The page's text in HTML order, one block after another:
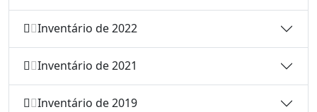
Inventário de 2022
Inventário de 2021
Inventário de 2019